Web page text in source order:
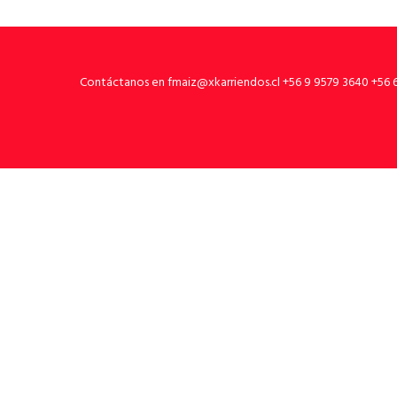
Contáctanos en fmaiz@xkarriendos.cl +56 9 9579 3640 +56